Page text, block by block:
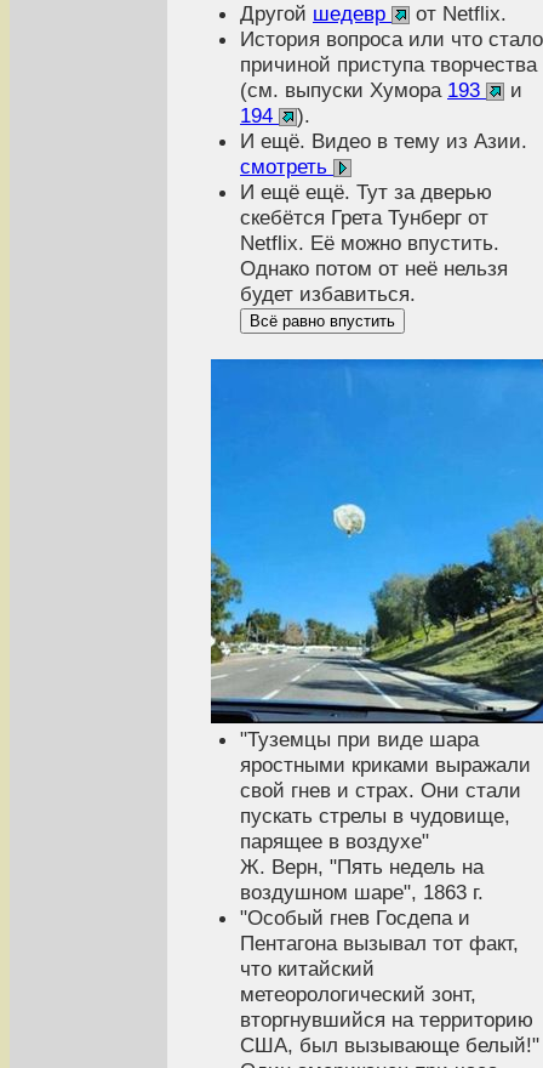
Другой шедевр
от Netflix.
История вопроса или что стало
причиной приступа творчества
(см. выпуски Хумора 193
и
194
).
И ещё. Видео в тему из Азии.
смотреть
И ещё ещё. Тут за дверью
скебётся Грета Тунберг от
Netflix. Её можно впустить.
Однако потом от неё нельзя
будет избавиться.
Всё равно впустить
"Туземцы при виде шара
яростными криками выражали
свой гнев и страх. Они стали
пускать стрелы в чудовище,
парящее в воздухе"
Ж. Верн, "Пять недель на
воздушном шаре", 1863 г.
"Особый гнев Госдепа и
Пентагона вызывал тот факт,
что китайский
метеорологический зонт,
вторгнувшийся на территорию
США, был вызывающе белый!"